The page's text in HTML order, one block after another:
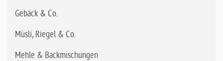
Gebäck & Co.
Müsli, Riegel & Co.
Mehle & Backmischungen